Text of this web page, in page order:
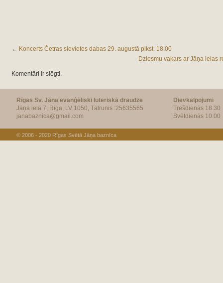
← Koncerts Četras sievietes dabas 29. augustā plkst. 18.00
Dziesmu vakars ar Jāņa ielas
Komentāri ir slēgti.
Rīgas Sv. Jāņa evaņģēliski luteriskā draudze
Jāņa ielā 7, Rīga, LV 1050, Tālrunis :25635565
janabaznica@gmail.com
Dievkalpojumi
Trešdienās 18.30
Svētdienās 10.00
© 2006 - 2020 Rīgas Svētā Jāņa baznīca